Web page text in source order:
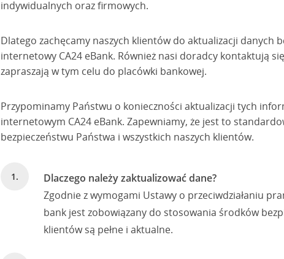
indywidualnych oraz firmowych.
Dlatego zachęcamy naszych klientów do aktualizacji danych
internetowy CA24 eBank. Również nasi doradcy kontaktują
zapraszają w tym celu do placówki bankowej.
Przypominamy Państwu o konieczności aktualizacji tych
internetowym CA24 eBank. Zapewniamy, że jest to
bezpieczeństwu Państwa i wszystkich naszych klientów.
Dlaczego należy zaktualizować dane?
Zgodnie z wymogami Ustawy o przeciwdziałaniu
bank jest zobowiązany do stosowania środków
klientów są pełne i aktualne.